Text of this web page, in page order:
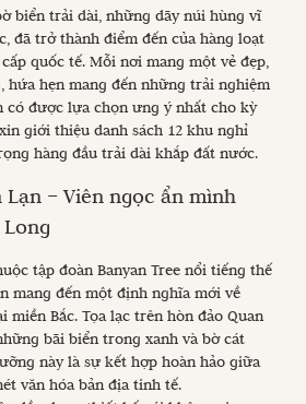
biển trải dài, những dãy núi hùng vĩ
đã trở thành điểm đến của hàng loạt
quốc tế. Mỗi nơi mang một vẻ đẹp,
hứa hẹn mang đến những trải nghiệm
có được lựa chọn ưng ý nhất cho kỳ
giới thiệu danh sách 12 khu nghỉ
hàng đầu trải dài khắp đất nước.
Lạn – Viên ngọc ẩn mình
tập đoàn Banyan Tree nổi tiếng thế
mang đến một định nghĩa mới về
miền Bắc. Tọa lạc trên hòn đảo Quan
bãi biển trong xanh và bờ cát
này là sự kết hợp hoàn hảo giữa
văn hóa bản địa tinh tế.